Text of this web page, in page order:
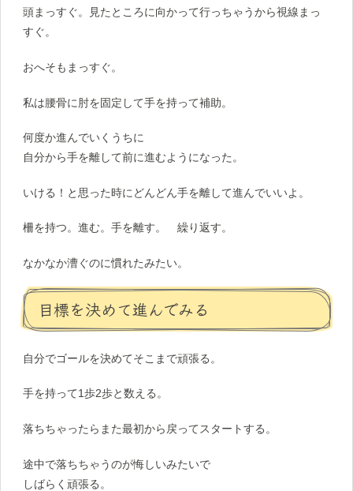
頭まっすぐ。見たところに向かって行っちゃうから視線まっ
すぐ。
おへそもまっすぐ。
私は腰骨に肘を固定して手を持って補助。
何度か進んでいくうちに
自分から手を離して前に進むようになった。
いける！と思った時にどんどん手を離して進んでいいよ。
柵を持つ。進む。手を離す。 繰り返す。
なかなか漕ぐのに慣れたみたい。
目標を決めて進んでみる
自分でゴールを決めてそこまで頑張る。
手を持って1歩2歩と数える。
落ちちゃったらまた最初から戻ってスタートする。
途中で落ちちゃうのが悔しいみたいで
しばらく頑張る。